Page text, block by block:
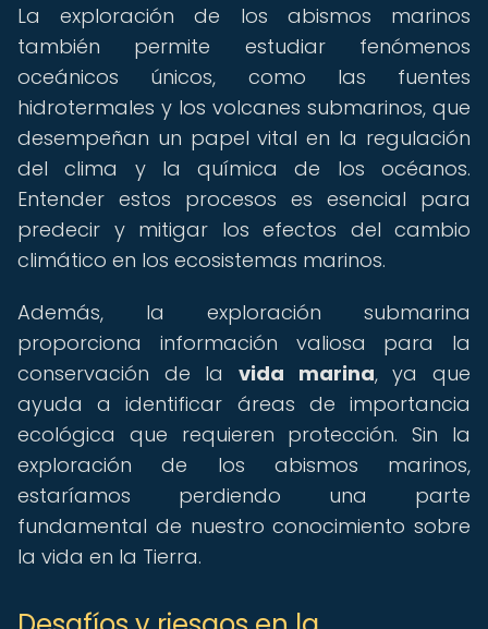
La exploración de los abismos marinos
también permite estudiar fenómenos
oceánicos únicos, como las fuentes
hidrotermales y los volcanes submarinos, que
desempeñan un papel vital en la regulación
del clima y la química de los océanos.
Entender estos procesos es esencial para
predecir y mitigar los efectos del cambio
climático en los ecosistemas marinos.
Además, la exploración submarina
proporciona información valiosa para la
conservación de la vida marina, ya que
ayuda a identificar áreas de importancia
ecológica que requieren protección. Sin la
exploración de los abismos marinos,
estaríamos perdiendo una parte
fundamental de nuestro conocimiento sobre
la vida en la Tierra.